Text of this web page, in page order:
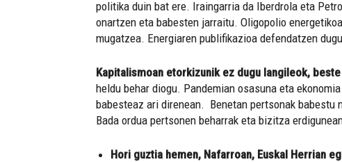
politika duin bat ere. Iraingarria da Iberdrola eta
onartzen eta babesten jarraitu. Oligopolio
mugatzea. Energiaren publifikazioa defendatzen
Kapitalismoan etorkizunik ez dugu langileok,
heldu behar diogu. Pandemian osasuna eta
babesteaz ari direnean. Benetan pertsonak babestu
Bada ordua pertsonen beharrak eta bizitza
Hori guztia hemen, Nafarroan, Euskal Herrian